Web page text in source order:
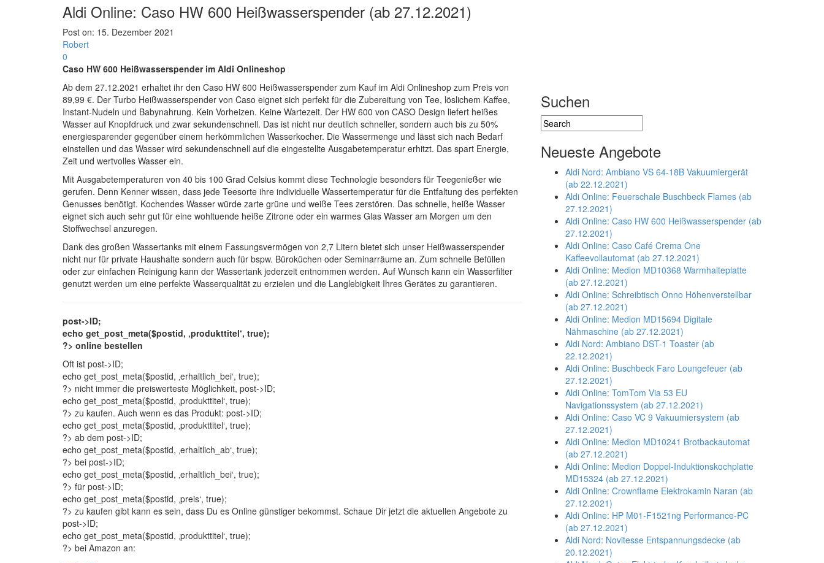
Aldi Online: Caso HW 600 Heißwasserspender (ab 27.12.2021)
Post on: 15. Dezember 2021
Robert
0
Caso HW 600 Heißwasserspender im Aldi Onlineshop
Ab dem 27.12.2021 erhaltet ihr den Caso HW 600 Heißwasserspender zum Kauf im Aldi Onlineshop zum Preis von
89,99 €. Der Turbo Heißwasserspender von Caso eignet sich perfekt für die Zubereitung von Tee, löslichem Kaffee,
Instant-Nudeln und Babynahrung. Kein Vorheizen. Keine Wartezeit. Der HW 600 von CASO Design liefert heißes
Wasser auf Knopfdruck und zwar sekundenschnell. Das ist nicht nur deutlich schneller, sondern auch bis zu 50%
energiesparender gegenüber einem herkömmlichen Wasserkocher. Die Wassermenge und lässt sich nach Bedarf
einstellen und das Wasser wird sekundenschnell auf die eingestellte Ausgabetemperatur erhitzt. Das spart Energie,
Zeit und wertvolles Wasser ein.
Mit Ausgabetemperaturen von 40 bis 100 Grad Celsius kommt diese Technologie besonders für Teegenießer wie
gerufen. Denn Kenner wissen, dass jede Teesorte ihre individuelle Wassertemperatur für die Entfaltung des perfekten
Genusses benötigt. Kochendes Wasser würde zarte grüne und weiße Tees zerstören. Das schnelle, heiße Wasser
eignet sich auch sehr gut für eine wohltuende heiße Zitrone oder ein warmes Glas Wasser am Morgen um den
Stoffwechsel anzuregen.
Dank des großen Wassertanks mit einem Fassungsvermögen von 2,7 Litern bietet sich unser Heißwasserspender
nicht nur für private Haushalte sondern auch für bspw. Büroküchen oder Seminarräume an. Zum schnelle Befüllen
oder zur einfachen Reinigung kann der Wassertank jederzeit entnommen werden. Auf Wunsch kann ein Wasserfilter
genutzt werden um eine perfekte Wasserqualität zu erzielen und die Langlebigkeit Ihres Gerätes zu garantieren.
post->ID;
echo get_post_meta($postid, ‚produkttitel‘, true);
?> online bestellen
Oft ist post->ID;
echo get_post_meta($postid, ‚erhaltlich_bei‘, true);
?> nicht immer die preiswerteste Möglichkeit, post->ID;
echo get_post_meta($postid, ‚produkttitel‘, true);
?> zu kaufen. Auch wenn es das Produkt: post->ID;
echo get_post_meta($postid, ‚produkttitel‘, true);
?> ab dem post->ID;
echo get_post_meta($postid, ‚erhaltlich_ab‘, true);
?> bei post->ID;
echo get_post_meta($postid, ‚erhaltlich_bei‘, true);
?> für post->ID;
echo get_post_meta($postid, ‚preis‘, true);
?> zu kaufen gibt kann es sein, dass Du es Online günstiger bekommst. Schaue Dir jetzt die aktuellen Angebote zu
post->ID;
echo get_post_meta($postid, ‚produkttitel‘, true);
?> bei Amazon an:
Suchen
Neueste Angebote
Aldi Nord: Ambiano VS 64-18B Vakuumiergerät
(ab 22.12.2021)
Aldi Online: Feuerschale Buschbeck Flames (ab
27.12.2021)
Aldi Online: Caso HW 600 Heißwasserspender (ab
27.12.2021)
Aldi Online: Caso Café Crema One
Kaffeevollautomat (ab 27.12.2021)
Aldi Online: Medion MD10368 Warmhalteplatte
(ab 27.12.2021)
Aldi Online: Schreibtisch Onno Höhenverstellbar
(ab 27.12.2021)
Aldi Online: Medion MD15694 Digitale
Nähmaschine (ab 27.12.2021)
Aldi Nord: Ambiano DST-1 Toaster (ab
22.12.2021)
Aldi Online: Buschbeck Faro Loungefeuer (ab
27.12.2021)
Aldi Online: TomTom Via 53 EU
Navigationssystem (ab 27.12.2021)
Aldi Online: Caso VC 9 Vakuumiersystem (ab
27.12.2021)
Aldi Online: Medion MD10241 Brotbackautomat
(ab 27.12.2021)
Aldi Online: Medion Doppel-Induktionskochplatte
MD15324 (ab 27.12.2021)
Aldi Online: Crownflame Elektrokamin Naran (ab
27.12.2021)
Aldi Online: HP M01-F1521ng Performance-PC
(ab 27.12.2021)
Aldi Nord: Novitesse Entspannungsdecke (ab
20.12.2021)